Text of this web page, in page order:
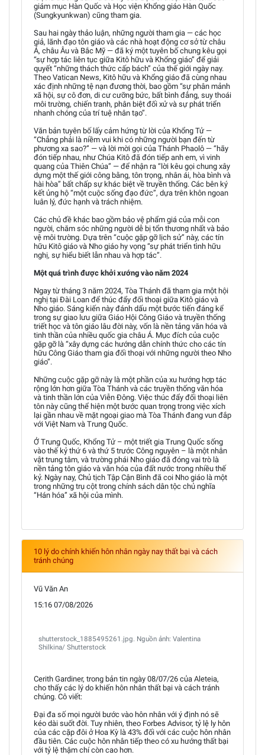
giám mục Hàn Quốc và Học viện Khổng giáo Hàn Quốc
(Sungkyunkwan) cũng tham gia.
Sau hai ngày thảo luận, những người tham gia — các học
giả, lãnh đạo tôn giáo và các nhà hoạt động cơ sở từ châu
Á, châu Âu và Bắc Mỹ — đã ký một tuyên bố chung kêu gọi
“sự hợp tác liên tục giữa Kitô hữu và Khổng giáo” để giải
quyết “những thách thức cấp bách” của thế giới ngày nay.
Theo Vatican News, Kitô hữu và Khổng giáo đã cùng nhau
xác định những tệ nạn đương thời, bao gồm “sự phân mảnh
xã hội, sự cô đơn, di cư cưỡng bức, bất bình đẳng, suy thoái
môi trường, chiến tranh, phân biệt đối xử và sự phát triển
nhanh chóng của trí tuệ nhân tạo”.
Văn bản tuyên bố lấy cảm hứng từ lời của Khổng Tử —
“Chẳng phải là niềm vui khi có những người bạn đến từ
phương xa sao?” — và lời mời gọi của Thánh Phaolô — “hãy
đón tiếp nhau, như Chúa Kitô đã đón tiếp anh em, vì vinh
quang của Thiên Chúa” — để nhận ra “lời kêu gọi chung xây
dựng một thế giới công bằng, tôn trọng, nhân ái, hòa bình và
hài hòa” bất chấp sự khác biệt về truyền thống. Các bên ký
kết ủng hộ “một cuộc sống đạo đức”, dựa trên khôn ngoan
luân lý, đức hạnh và trách nhiệm.
Các chủ đề khác bao gồm bảo vệ phẩm giá của mỗi con
người, chăm sóc những người dễ bị tổn thương nhất và bảo
vệ môi trường. Dựa trên “cuộc gặp gỡ lịch sử” này, các tín
hữu Kitô giáo và Nho giáo hy vọng “sự phát triển tình hữu
nghị, sự hiểu biết lẫn nhau và hợp tác”.
Một quá trình được khởi xướng vào năm 2024
Ngay từ tháng 3 năm 2024, Tòa Thánh đã tham gia một hội
nghị tại Đài Loan để thúc đẩy đối thoại giữa Kitô giáo và
Nho giáo. Sáng kiến này đánh dấu một bước tiến đáng kể
trong sự giao lưu giữa Giáo Hội Công Giáo và truyền thống
triết học và tôn giáo lâu đời này, vốn là nền tảng văn hóa và
tinh thần của nhiều quốc gia châu Á. Mục đích của cuộc
gặp gỡ là “xây dựng các hướng dẫn chính thức cho các tín
hữu Công Giáo tham gia đối thoại với những người theo Nho
giáo”.
Những cuộc gặp gỡ này là một phần của xu hướng hợp tác
rộng lớn hơn giữa Tòa Thánh và các truyền thống văn hóa
và tinh thần lớn của Viễn Đông. Việc thúc đẩy đối thoại liên
tôn này cũng thể hiện một bước quan trọng trong việc xích
lại gần nhau về mặt ngoại giao mà Tòa Thánh đang vun đắp
với Việt Nam và Trung Quốc.
Ở Trung Quốc, Khổng Tử – một triết gia Trung Quốc sống
vào thế kỷ thứ 6 và thứ 5 trước Công nguyên – là một nhân
vật trung tâm, và trường phái Nho giáo đã đóng vai trò là
nền tảng tôn giáo và văn hóa của đất nước trong nhiều thế
kỷ. Ngày nay, Chủ tịch Tập Cận Bình đã coi Nho giáo là một
trong những trụ cột trong chính sách dân tộc chủ nghĩa
“Hán hóa” xã hội của mình.
10 lý do chính khiến hôn nhân ngày nay thất bại và cách
tránh chúng
Vũ Văn An
15:16 07/08/2026
shutterstock_1885495261.jpg. Nguồn ảnh: Valentina
Shilkina/ Shutterstock
Cerith Gardiner, trong bản tin ngày 08/07/26 của Aleteia,
cho thấy các lý do khiến hôn nhân thất bại và cách tránh
chúng. Cô viết:
Đại đa số mọi người bước vào hôn nhân với ý định nó sẽ
kéo dài suốt đời. Tuy nhiên, theo Forbes Advisor, tỷ lệ ly hôn
của các cặp đôi ở Hoa Kỳ là 43% đối với các cuộc hôn nhân
đầu tiên. Các cuộc hôn nhân tiếp theo có xu hướng thất bại
với tỷ lệ thậm chí còn cao hơn.